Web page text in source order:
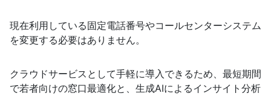
現在利用している固定電話番号やコールセンターシステム
を変更する必要はありません。
クラウドサービスとして手軽に導入できるため、最短期間
で若者向けの窓口最適化と、生成AIによるインサイト分析